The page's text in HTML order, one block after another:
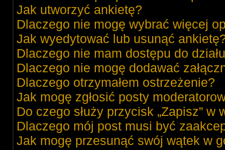
Jak utworzyć ankietę?
Dlaczego nie mogę wybrać więcej
Jak wyedytować lub usunąć
Dlaczego nie mam dostępu do
Dlaczego nie mogę dodawać
Dlaczego otrzymałem ostrzeżenie?
Jak mogę zgłosić posty
Do czego służy przycisk „Zapisz”
Dlaczego mój post musi być
Jak mogę przesunąć swój wątek w